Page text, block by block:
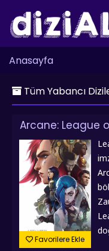
Anasayfa
Tüm Yabancı
Favorilere Ekle
Arcane: League